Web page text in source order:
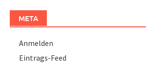
META
Anmelden
Eintrags-Feed